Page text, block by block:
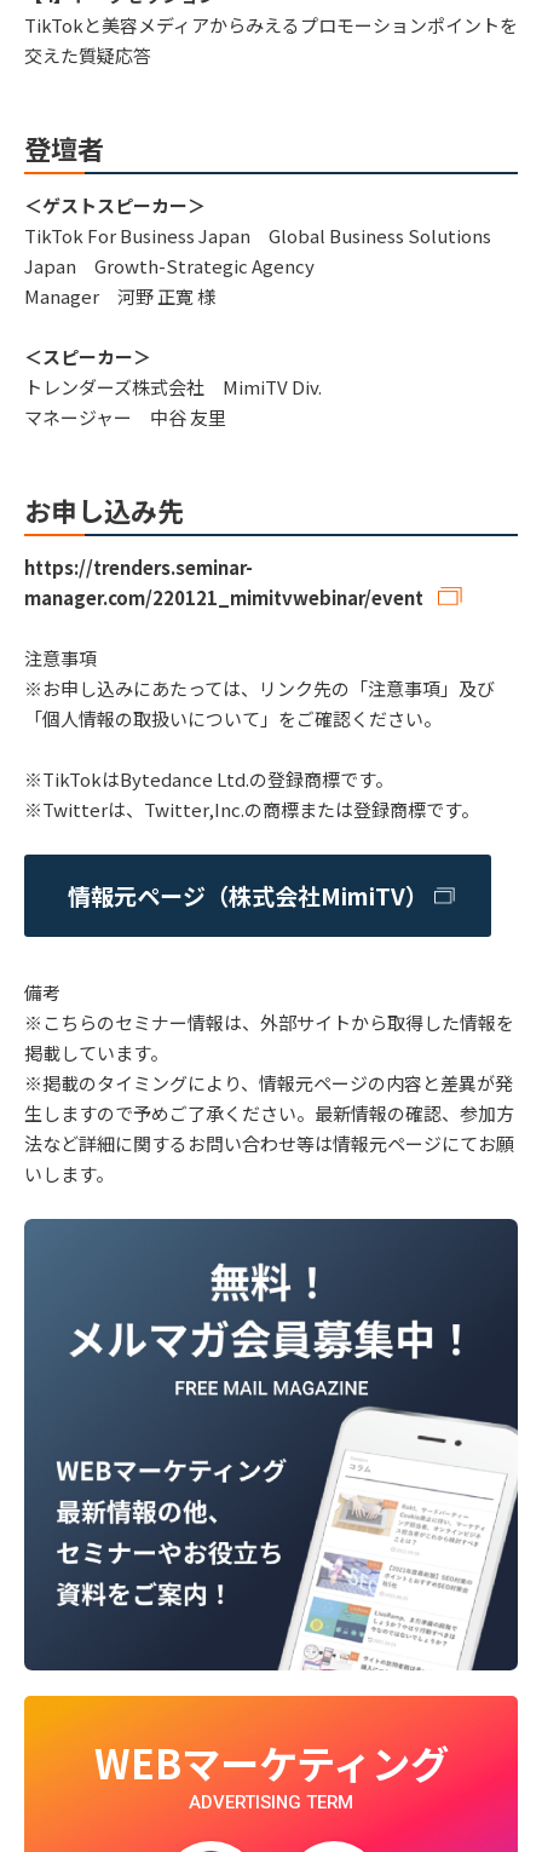
TikTokと美容メディアからみえるプロモーションポイントを
交えた質疑応答
登壇者
＜ゲストスピーカー＞
TikTok For Business Japan Global Business Solutions
Japan Growth-Strategic Agency
Manager 河野 正寛 様
＜スピーカー＞
トレンダーズ株式会社 MimiTV Div.
マネージャー 中谷 友里
お申し込み先
https://trenders.seminar-
manager.com/220121_mimitvwebinar/event
注意事項
※お申し込みにあたっては、リンク先の「注意事項」及び
「個人情報の取扱いについて」をご確認ください。
※TikTokはBytedance Ltd.の登録商標です。
※Twitterは、Twitter,Inc.の商標または登録商標です。
情報元ページ（株式会社MimiTV）
備考
※こちらのセミナー情報は、外部サイトから取得した情報を
掲載しています。
※掲載のタイミングにより、情報元ページの内容と差異が発
生しますので予めご了承ください。最新情報の確認、参加方
法など詳細に関するお問い合わせ等は情報元ページにてお願
いします。
WEBマーケティング
ADVERTISING TERM